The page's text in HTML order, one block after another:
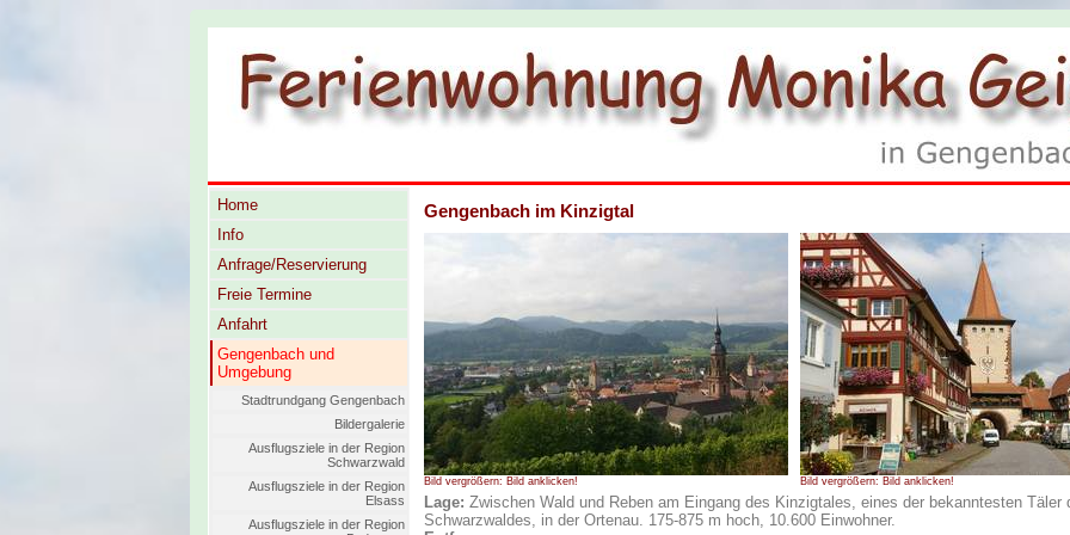
Home
Info
Anfrage/Reservierung
Freie Termine
Anfahrt
Gengenbach und
Umgebung
Stadtrundgang Gengenbach
Bildergalerie
Ausflugsziele in der Region
Schwarzwald
Ausflugsziele in der Region
Elsass
Ausflugsziele in der Region
Gengenbach im Kinzigtal
Bild vergrößern: Bild anklicken! Bild vergrößern: Bild anklicken!
Lage: Zwischen Wald und Reben am Eingang des Kinzigtales, eines der bekanntesten Täler
Schwarzwaldes, in der Ortenau. 175-875 m hoch, 10.600 Einwohner.